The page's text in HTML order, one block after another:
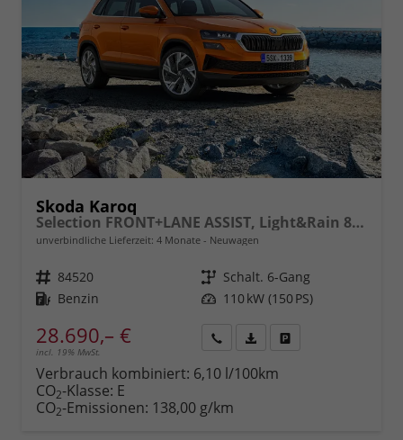
Skoda Karoq
Selection FRONT+LANE ASSIST, Light&Rain 8" Entertainment, virtuelles Cockpit, Climatronic, Parksensoren, Sitzhzg., 16" ALU uvm.
unverbindliche Lieferzeit: 4 Monate Neuwagen
Fahrzeugnr. 84520 Getriebe Schalt. 6-Gang
Kraftstoff Benzin Leistung 110 kW (150 PS)
28.690,– €
incl. 19% MwSt.
anfordern
Datei,
Verbrauch kombiniert: 6,10 l/100km
CO2-Klasse: E
CO2-Emissionen: 138,00 g/km